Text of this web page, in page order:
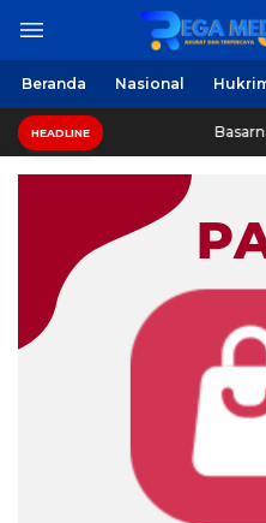
Beranda Nasional
HEADLINE Basarnas